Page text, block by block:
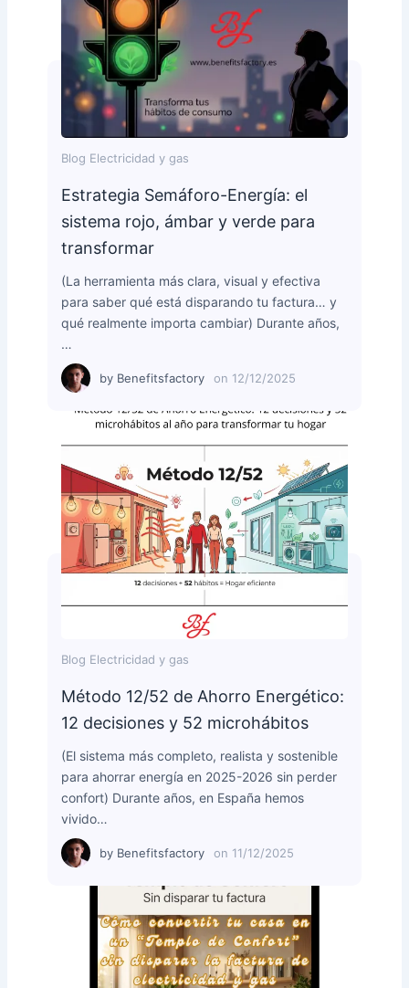
Blog Electricidad y gas
Estrategia Semáforo-Energía: el
sistema rojo, ámbar y verde para
transformar
(La herramienta más clara, visual y efectiva
para saber qué está disparando tu factura… y
qué realmente importa cambiar) Durante años,
…
by Benefitsfactory on 12/12/2025
Blog Electricidad y gas
Método 12/52 de Ahorro Energético:
12 decisiones y 52 microhábitos
(El sistema más completo, realista y sostenible
para ahorrar energía en 2025-2026 sin perder
confort) Durante años, en España hemos
vivido…
by Benefitsfactory on 11/12/2025